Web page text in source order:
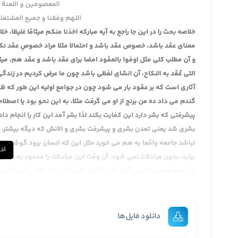
المعصومین و
اللهم وفقنا و جمیع
خلاصه بحث را در این جا راجع به آیه مبارکه اخذنا منکم میثاقا
معنای عقد باشد، خصوص عقد باشد و احتمالا مثلا مراد خصوصِ عقد
و آن مطلب کلی مثل اوفوا بالعقود امضا برای عقد باشد و عقد هم،
التی عُقد به النکاح، آن انشای لفظی باشد چون ما عرض کردیم در
آثاری است که بر عقود بار می شود چون در جوامع اولیه این طور که
گندم می داد ده من برنج از او می گرفت مثلا، به این نحو بود یا
پیشرفتی که بشر دارد این کفایت بکند لذا بشر آمد این کار را انجام
بشری شد یعنی تمدن بشری و پیشرفت بشری و الانش که دیگه بیشتر،
نباشد جامعه واقعا به هم می خورد مثل این که انسان برود گوشه
بیاید، بدون مبادلات نمی شود. آن وقت این مبادلات را محدود به
عقد متزلزل بشود باز جامعه بشری متزلزل است، من تسبیح را به
مبارکه و آیه اوفوا بالعقود ناظر به این نکته باشد که اصولا
دانلود فایل‌ها